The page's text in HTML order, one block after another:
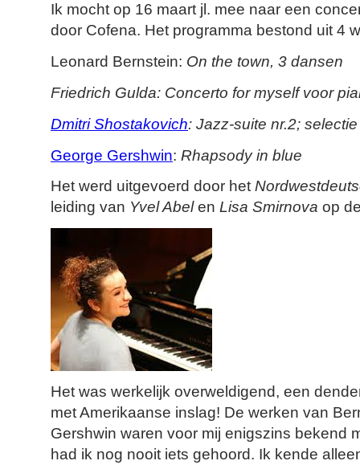
Ik mocht op 16 maart jl. mee naar een
door Cofena. Het programma bestond uit 4
Leonard Bernstein: On the town, 3 dansen
Friedrich Gulda: Concerto for myself voor
Dmitri Shostakovich: Jazz-suite nr.2; selectie
George Gershwin: Rhapsody in blue
Het werd uitgevoerd door het
leiding van Yvel Abelen Lisa Smirnova op
Het was werkelijk overweldigend, een
met Amerikaanse inslag! De werken van
Gershwin waren voor mij enigszins bekend
had ik nog nooit iets gehoord. Ik kende